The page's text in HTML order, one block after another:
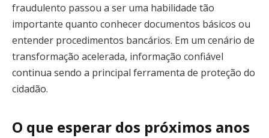
fraudulento passou a ser uma habilidade tão
importante quanto conhecer documentos básicos ou
entender procedimentos bancários. Em um cenário de
transformação acelerada, informação confiável
continua sendo a principal ferramenta de proteção do
cidadão.
O que esperar dos próximos anos